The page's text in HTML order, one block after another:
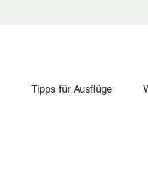
Tipps für Ausflüge